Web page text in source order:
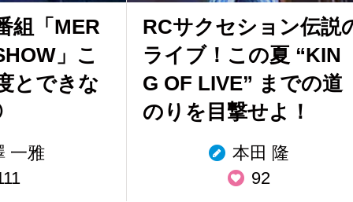
組「MER
」こ
とできな
一雅
RCサクセション伝説
ライブ！この夏 “KIN
G OF LIVE” までの道
のりを目撃せよ！
本田 隆
92